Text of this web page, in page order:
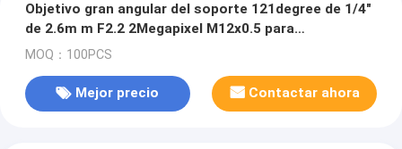
Objetivo gran angular del soporte 121degree de 1/4"
de 2.6m m F2.2 2Megapixel M12x0.5 para
OV9712/OV9732
MOQ：100PCS
Mejor precio Contactar ahora